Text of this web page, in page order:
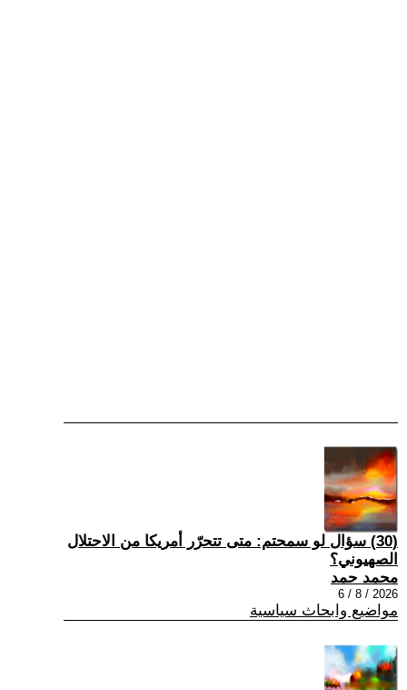
(30) سؤال لو سمحتم: متى تتحرّر أمريكا من الاحتلال
الصهيوني؟
محمد حمد
2026 / 8 / 6
مواضيع وابحاث سياسية